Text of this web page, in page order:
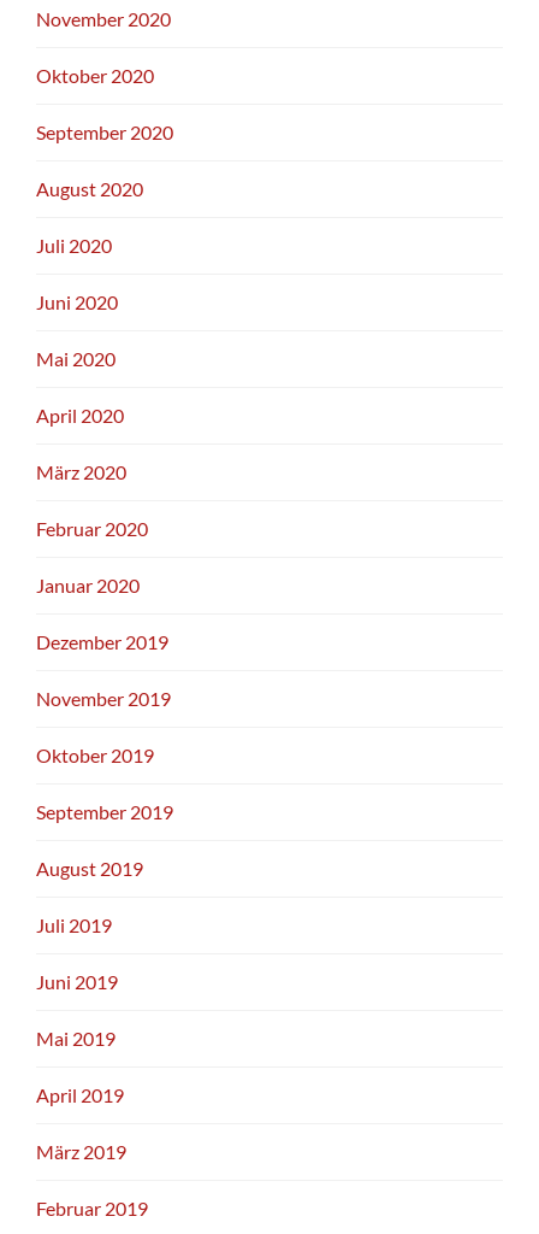
November 2020
Oktober 2020
September 2020
August 2020
Juli 2020
Juni 2020
Mai 2020
April 2020
März 2020
Februar 2020
Januar 2020
Dezember 2019
November 2019
Oktober 2019
September 2019
August 2019
Juli 2019
Juni 2019
Mai 2019
April 2019
März 2019
Februar 2019